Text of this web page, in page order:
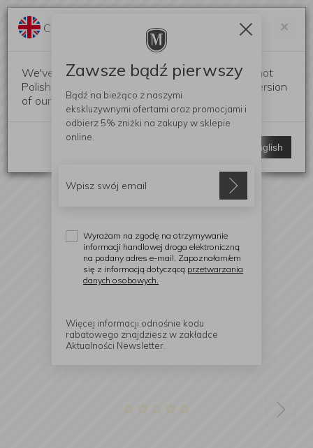
×
Change language?
We've detected that your browser language is not
Polish. Would you like to switch to the English version
of our website?
Switch to English
Zawsze bądź pierwszy
Bądź na bieżąco z naszymi
ekskluzywnymi ofertami oraz promocjami i
odbierz 5% zniżki na zakupy w sklepie
online.
Wyrażam na zgodę na otrzymywanie
informacji handlowej droga elektroniczną
na podany adres e-mail. Zapoznałam/em
się z informacją dotyczącą przetwarzania
danych osobowych.
Więcej informacji odnośnie kodu
rabatowego znajdziesz w zakładce
Aktualności Newsletter.